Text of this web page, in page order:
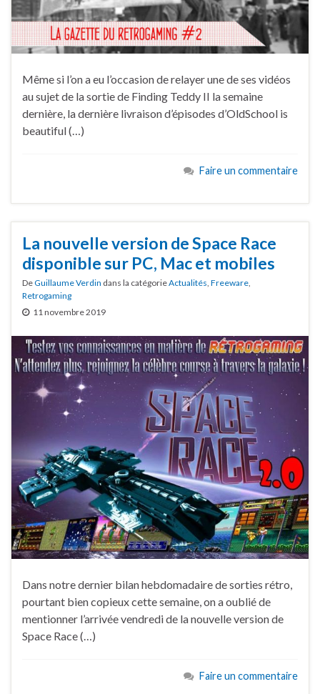
Même si l’on a eu l’occasion de relayer une de ses vidéos
au sujet de la sortie de Finding Teddy II la semaine
dernière, la dernière livraison d’épisodes d’OldSchool is
beautiful (…)
Faire un commentaire
La nouvelle version de Space Race
disponible sur PC, Mac et mobiles
DeGuillaume Verdin dans la catégorieActualités Freeware
Retrogaming
11 novembre 2019
Dans notre dernier bilan hebdomadaire de sorties rétro,
pourtant bien copieux cette semaine, on a oublié de
mentionner l’arrivée vendredi de la nouvelle version de
Space Race (…)
Faire un commentaire